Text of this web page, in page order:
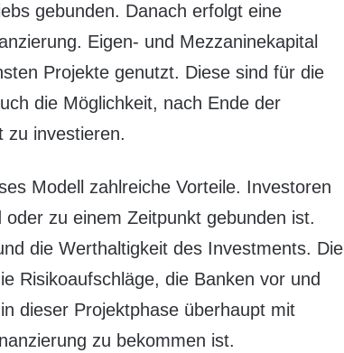
gebunden. Danach erfolgt eine
Eigen- und Mezzaninekapital
Projekte genutzt. Diese sind für die
die Möglichkeit, nach Ende der
zu investieren.
Modell zahlreiche Vorteile. Investoren
zu einem Zeitpunkt gebunden ist.
die Werthaltigkeit des Investments. Die
Risikoaufschläge, die Banken vor und
dieser Projektphase überhaupt mit
zu bekommen ist.